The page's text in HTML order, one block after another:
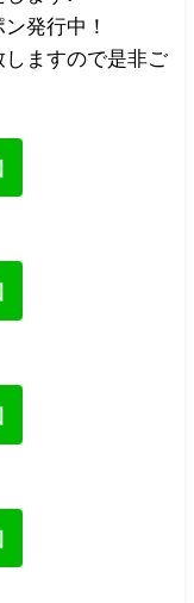
発行中！
しますので是非ご